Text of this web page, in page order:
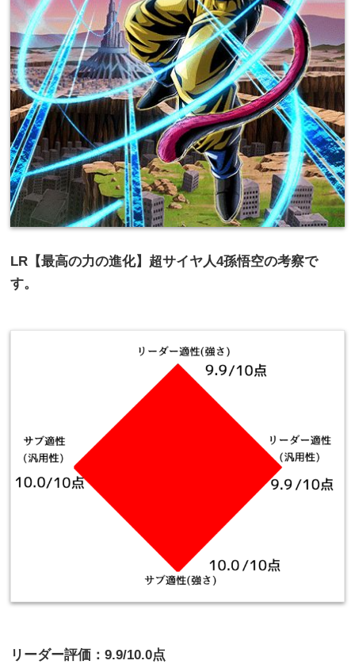
LR【最高の力の進化】超サイヤ人4孫悟空の考察で
す。
リーダー評価：9.9/10.0点